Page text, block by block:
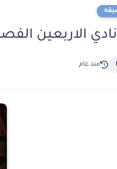
الاربعين الفصل الاول 1
منذ عام